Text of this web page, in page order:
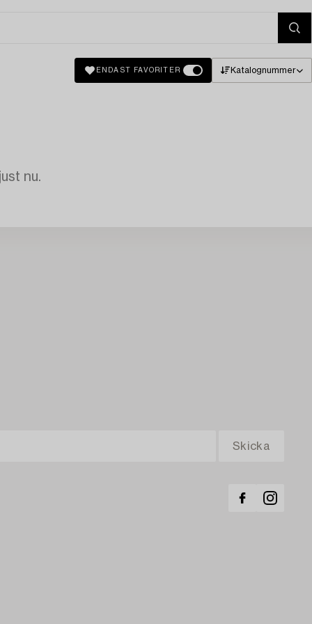
ENDAST FAVORITER Katalognummer
nu.